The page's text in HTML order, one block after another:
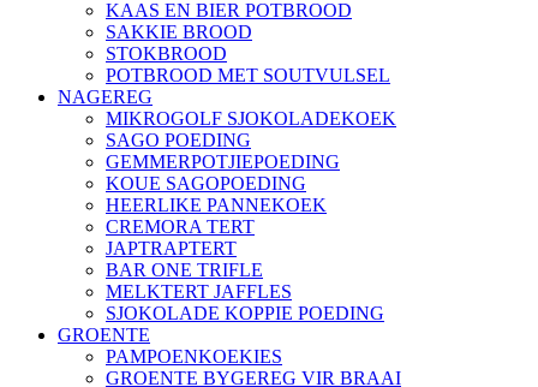
KAAS EN BIER POTBROOD
SAKKIE BROOD
STOKBROOD
POTBROOD MET SOUTVULSEL
NAGEREG
MIKROGOLF SJOKOLADEKOEK
SAGO POEDING
GEMMERPOTJIEPOEDING
KOUE SAGOPOEDING
HEERLIKE PANNEKOEK
CREMORA TERT
JAPTRAPTERT
BAR ONE TRIFLE
MELKTERT JAFFLES
SJOKOLADE KOPPIE POEDING
GROENTE
PAMPOENKOEKIES
GROENTE BYGEREG VIR BRAAI